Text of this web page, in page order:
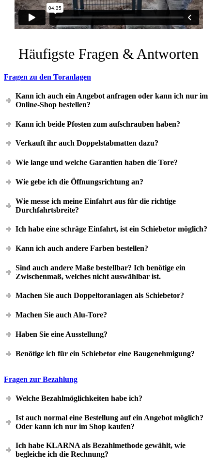
Häufigste Fragen & Antworten
Fragen zu den Toranlagen
Kann ich auch ein Angebot anfragen oder kann ich nur im
Online-Shop bestellen?
Kann ich beide Pfosten zum aufschrauben haben?
Verkauft ihr auch Doppelstabmatten dazu?
Wie lange und welche Garantien haben die Tore?
Wie gebe ich die Öffnungsrichtung an?
Wie messe ich meine Einfahrt aus für die richtige
Durchfahrtsbreite?
Ich habe eine schräge Einfahrt, ist ein Schiebetor möglich?
Kann ich auch andere Farben bestellen?
Sind auch andere Maße bestellbar? Ich benötige ein
Zwischenmaß, welches nicht auswählbar ist.
Machen Sie auch Doppeltoranlagen als Schiebetor?
Machen Sie auch Alu-Tore?
Haben Sie eine Ausstellung?
Benötige ich für ein Schiebetor eine Baugenehmigung?
Fragen zur Bezahlung
Welche Bezahlmöglichkeiten habe ich?
Ist auch normal eine Bestellung auf ein Angebot möglich?
Oder kann ich nur im Shop kaufen?
Ich habe KLARNA als Bezahlmethode gewählt, wie
begleiche ich die Rechnung?